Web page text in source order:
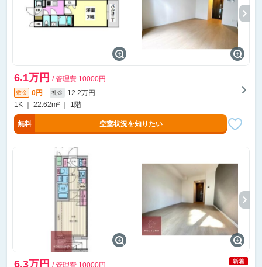
6.1万円 / 管理費 10000円
敷金 0円 礼金
12.2万円
1K ｜ 22.62m² ｜ 1階
無料 空室状況を知りたい
6.3万円 / 管理費 10000円